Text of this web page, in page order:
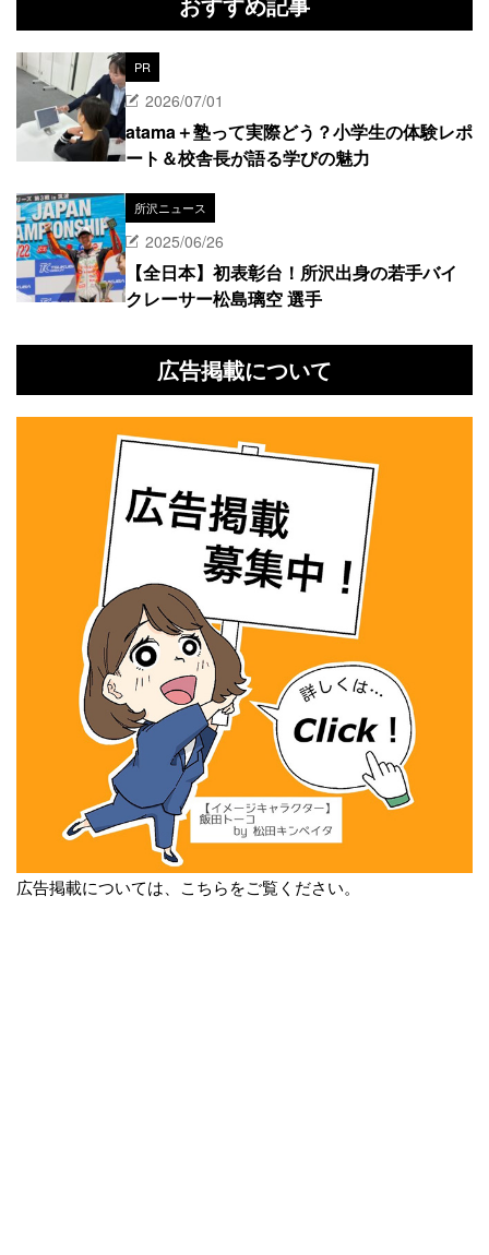
PR
2026/07/01
atama＋塾って実際どう？小学生の体験レポ
ート＆校舎長が語る学びの魅力
所沢ニュース
2025/06/26
【全日本】初表彰台！所沢出身の若手バイ
クレーサー松島璃空 選手
広告掲載について
広告掲載については、こちらをご覧ください。